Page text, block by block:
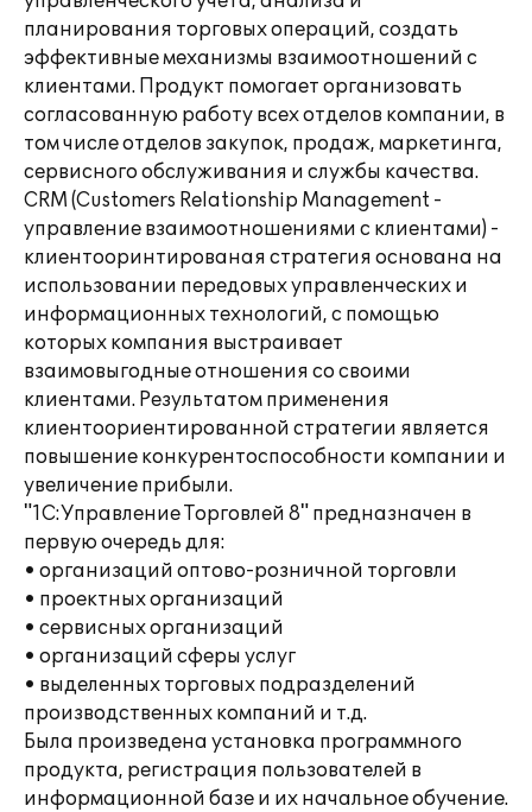
планирования торговых операций, создать
эффективные механизмы взаимоотношений с
клиентами. Продукт помогает организовать
согласованную работу всех отделов компании, в
том числе отделов закупок, продаж, маркетинга,
сервисного обслуживания и службы качества.
CRM (Customers Relationship Management -
управление взаимоотношениями с клиентами) -
клиентооринтированая стратегия основана на
использовании передовых управленческих и
информационных технологий, с помощью
которых компания выстраивает
взаимовыгодные отношения со своими
клиентами. Результатом применения
клиентоориентированной стратегии является
повышение конкурентоспособности компании и
увеличение прибыли.
"1С:Управление Торговлей 8" предназначен в
первую очередь для:
• организаций оптово-розничной торговли
• проектных организаций
• сервисных организаций
• организаций сферы услуг
• выделенных торговых подразделений
производственных компаний и т.д.
Была произведена установка программного
продукта, регистрация пользователей в
информационной базе и их начальное обучение.